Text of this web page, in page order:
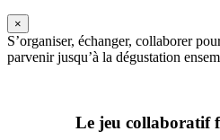
×
S’organiser, échanger, collaborer
parvenir jusqu’à la dégustation
Le jeu collaboratif